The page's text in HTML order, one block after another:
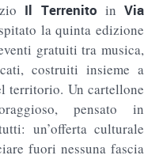
Il Terrenito inVia
la quinta edizione
gratuiti tra musica,
costruiti insieme a
territorio. Un cartellone
pensato in
un’offerta culturale
fuori nessuna fascia